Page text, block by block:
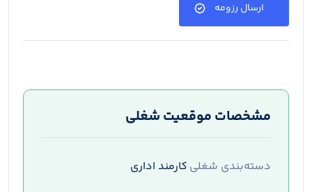
ارسال رزومه
مشخصات موقعیت شغلی
دسته‌بندی شغلی کارمند اداری